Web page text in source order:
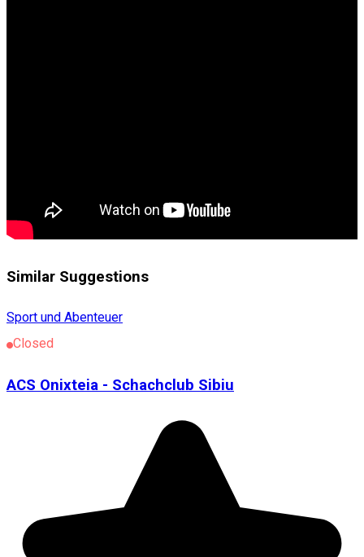
Similar Suggestions
Sport und Abenteuer
Closed
ACS Onixteia - Schachclub Sibiu